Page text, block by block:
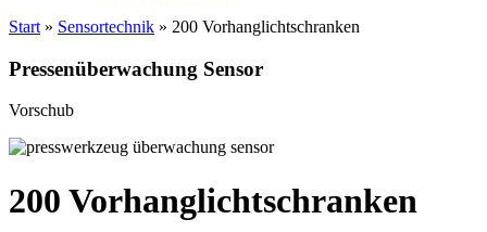
Start » Sensortechnik » 200 Vorhanglichtschranken
Pressenüberwachung Sensor
Vorschub
200 Vorhanglichtschranken